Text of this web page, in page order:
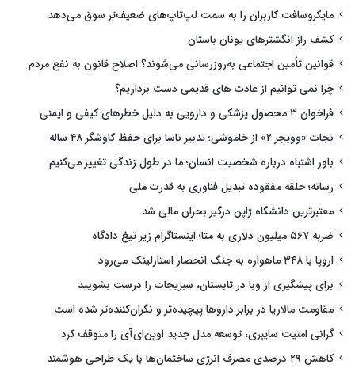
مایکروسافت کاربران را به سمت لپ‌تاپ‌های ضعیف‌تر سوق می‌دهد
کشف راز انگشترهای یونان باستان
قوانین تأمین اجتماعی به‌روزرسانی می‌شوند؟ اصلاح قانون به نفع مردم
چرا نمی توانیم از عادت های قدیمی دست برداریم؟
فراخوان ۳ محصول پزشکی و دارویی به دلیل خطرهای کیفی و ایمنی
نجات «وویجر ۲» از خاموشی؛ تدبیر ناسا برای حفظ کاوشگر ۴۸ ساله
باور اشتباه درباره شخصیت انسان؛ ما در طول زندگی تغییر می‌کنیم
رسانه؛ حلقه مفقوده تبدیل فناوری به قدرت ملی
معتبرترین دانشگاه ژاپن درگیر بحران مالی شد
ضربه ۵۶۷ میلیون دلاری به متا؛ اینستاگرام زیر تیغ دادگاه
اروپا با ۳۴۸ ماهواره به جنگ انحصار استارلینک می‌رود
برای پیشگیری از وبا در تابستان، سبزیجات را درست بشویید
مقاومت مالاریا در برابر داروها پیچیده‌تر و نگران‌کننده‌تر شده است
گرانی امنیت سایبری، توسعه مدل جدید اوپن‌ای‌آی را متوقف کرد
کاهش ۲۹ درصدی مصرف انرژی ساختمان‌ها با یک طراحی هوشمند